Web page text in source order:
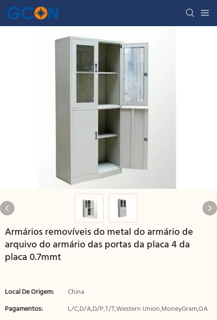
Armários removíveis do metal do armário de
arquivo do armário das portas da placa 4 da
placa 0.7mmt
Local De Origem:
China
Pagamentos:
L/C,D/A,D/P,T/T,Western Union,MoneyGram,OA